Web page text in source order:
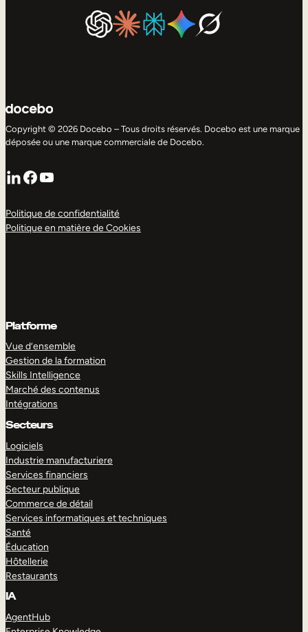
Copyright © 2026 Docebo – Tous droits réservés. Docebo est une marque
déposée ou une marque commerciale de Docebo.
LinkedIn
Facebook
YouTube
Politique de confidentialité
Politique en matière de Cookies
Platforme
Vue d’ensemble
Gestion de la formation
Skills Intelligence
Marché des contenus
Intégrations
Secteurs
Logiciels
Industrie manufacturiere
Services financiers
Secteur publique
Commerce de détail
Services informatiques et techniques
Santé
Éducation
Hôtellerie
Restaurants
IA
AgentHub